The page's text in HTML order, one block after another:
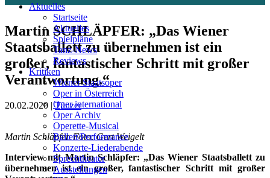
Aktuelles
Startseite
Aktuelles
Spielpläne
Tanz-News
Reviews
Kritiken
Wiener Staatsoper
Oper in Österreich
Oper international
Oper Archiv
Operette-Musical
Ballett/Performance
Konzerte-Liederabende
Sprechtheater
Ausstellungen
Martin SCHLÄPFER: „Das Wiener
Staatsballett zu übernehmen ist ein
großer, fantastischer Schritt mit großer
Verantwortung.“
20.02.2020 |Tänzer
Martin Schläpfer. Foto: Gert Weigelt
Interview mit Martin Schläpfer: „Das Wiener Staatsballett zu
übernehmen ist ein großer, fantastischer Schritt mit großer